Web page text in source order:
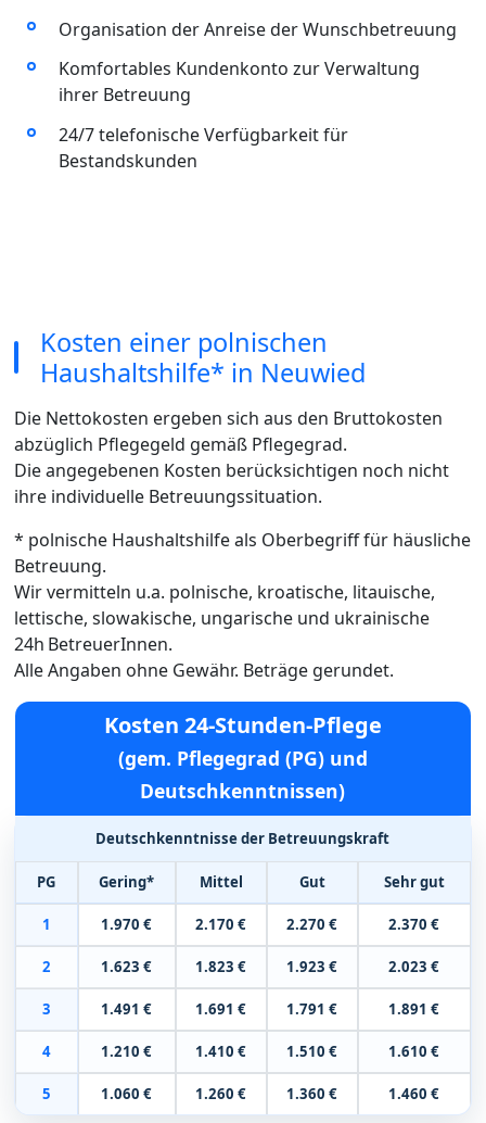
Organisation der Anreise der Wunschbetreuung
Komfortables Kundenkonto zur Verwaltung
ihrer Betreuung
24/7 telefonische Verfügbarkeit für
Bestandskunden
Kosten einer polnischen
Haushaltshilfe* in Neuwied
Die Nettokosten ergeben sich aus den Bruttokosten
abzüglich Pflegegeld gemäß Pflegegrad.
Die angegebenen Kosten berücksichtigen noch nicht
ihre individuelle Betreuungssituation.
* polnische Haushaltshilfe als Oberbegriff für häusliche
Betreuung.
Wir vermitteln u.a. polnische, kroatische, litauische,
lettische, slowakische, ungarische und ukrainische
24h BetreuerInnen.
Alle Angaben ohne Gewähr. Beträge gerundet.
Kosten 24-Stunden-Pflege
(gem. Pflegegrad (PG) und
Deutschkenntnissen)
Deutschkenntnisse der Betreuungskraft
PG Gering* Mittel Gut Sehr gut
1 1.970 € 2.170 € 2.270 € 2.370 €
2 1.623 € 1.823 € 1.923 € 2.023 €
3 1.491 € 1.691 € 1.791 € 1.891 €
4 1.210 € 1.410 € 1.510 € 1.610 €
5 1.060 € 1.260 € 1.360 € 1.460 €